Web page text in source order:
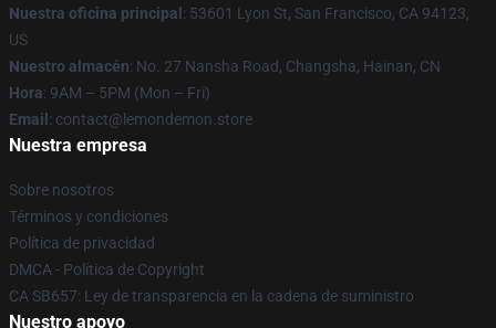
Nuestra oficina principal : 53601 Lyon St, San Francisco, CA 94123,
US
Nuestro almacén: No. 27 Nansha Road, Changsha, Hainan, CN
Hora: 9AM – 5PM (Mon – Fri)
Email : contact@lemondemon.store
Nuestra empresa
Sobre nosotros
Términos y condiciones
Política de privacidad
DMCA - Política de Copyright
CA SB657: Ley de transparencia en la cadena de suministro
Nuestro apoyo